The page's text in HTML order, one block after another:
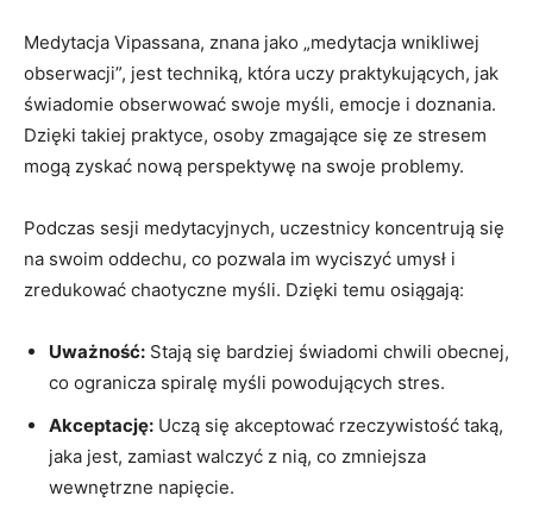
Medytacja Vipassana, znana jako „medytacja wnikliwej
obserwacji”,​ jest techniką, która uczy praktykujących, jak
świadomie obserwować⁤ swoje myśli, ​emocje i‍ doznania.
⁤Dzięki takiej ​praktyce, osoby zmagające się‍ ze stresem‍
mogą zyskać nową perspektywę na swoje problemy.
Podczas sesji ​medytacyjnych, uczestnicy koncentrują⁤ się
na swoim oddechu, co pozwala im wyciszyć umysł i
zredukować chaotyczne ‌myśli. Dzięki‌ temu osiągają:
Uważność: Stają‍ się bardziej świadomi chwili obecnej,
co⁣ ogranicza⁢ spiralę myśli⁢ powodujących stres.
Akceptację: Uczą‌ się akceptować rzeczywistość taką,
jaka jest, ⁤zamiast walczyć z nią, co zmniejsza
wewnętrzne napięcie.